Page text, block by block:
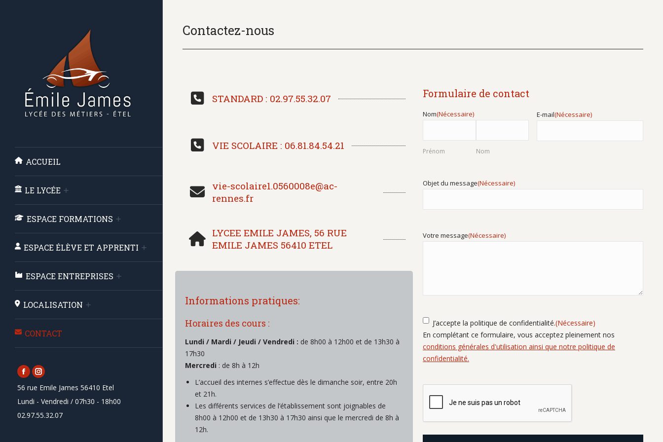
ACCUEIL
LE LYCÉE
ESPACE FORMATIONS
ESPACE ÉLÈVE ET APPRENTI
ESPACE ENTREPRISES
LOCALISATION
CONTACT
Facebook
page
opens
in
Instagram
page
opens
in
56 rue Emile James 56410 Etel
Lundi - Vendredi / 07h30 - 18h00
02.97.55.32.07
Contactez-nous
STANDARD : 02.97.55.32.07
VIE SCOLAIRE : 06.81.84.54.21
vie-scolaire1.0560008e@ac-
rennes.fr
LYCEE EMILE JAMES, 56 RUE
EMILE JAMES 56410 ETEL
Informations pratiques:
Horaires des cours :
Lundi / Mardi / Jeudi / Vendredi : de 8h00 à 12h00 et de 13h30 à
17h30
Mercredi : de 8h à 12h
L’accueil des internes s’effectue dès le dimanche soir, entre 20h
et 21h.
Les différents services de l’établissement sont joignables de
8h00 à 12h00 et de 13h30 à 17h30 ainsi que le mercredi de 8h à
12h.
Formulaire de contact
Nom(Nécessaire)
Prénom Nom
E-mail(Nécessaire)
Objet du message(Nécessaire)
Votre message(Nécessaire)
RGPD(Nécessaire)
J’accepte la politique de confidentialité.(Nécessaire)
En complétant ce formulaire, vous acceptez pleinement nos
conditions générales d'utilisation ainsi que notre politique de
confidentialité.